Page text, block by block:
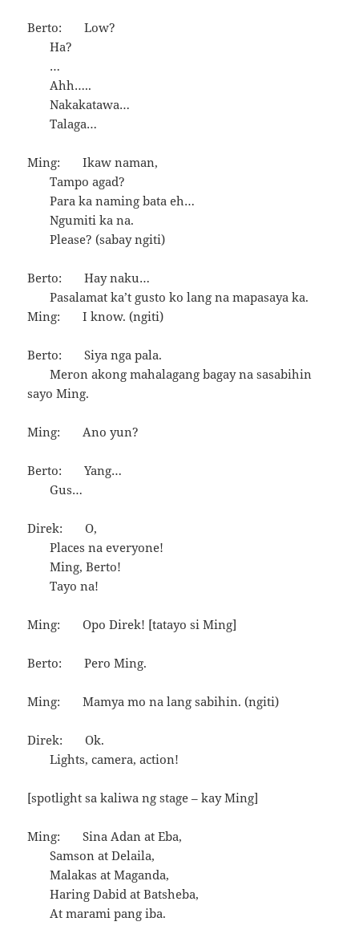
Berto: Low?
Ha?
…
Ahh…..
Nakakatawa…
Talaga…
Ming: Ikaw naman,
Tampo agad?
Para ka naming bata eh…
Ngumiti ka na.
Please? (sabay ngiti)
Berto: Hay naku…
Pasalamat ka’t gusto ko lang na mapasaya ka.
Ming: I know. (ngiti)
Berto: Siya nga pala.
Meron akong mahalagang bagay na sasabihin
sayo Ming.
Ming: Ano yun?
Berto: Yang…
Gus…
Direk: O,
Places na everyone!
Ming, Berto!
Tayo na!
Ming: Opo Direk! [tatayo si Ming]
Berto: Pero Ming.
Ming: Mamya mo na lang sabihin. (ngiti)
Direk: Ok.
Lights, camera, action!
[spotlight sa kaliwa ng stage – kay Ming]
Ming: Sina Adan at Eba,
Samson at Delaila,
Malakas at Maganda,
Haring Dabid at Batsheba,
At marami pang iba.